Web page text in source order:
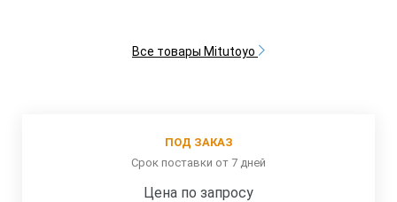
Все товары Mitutoyo
ПОД ЗАКАЗ
Срок поставки от 7 дней
Цена по запросу